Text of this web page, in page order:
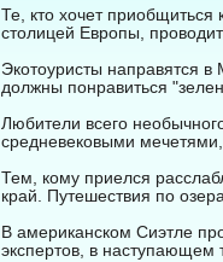
Те, кто хочет приобщиться
столицей Европы,
Экотоуристы направятся в
должны понравиться
Любители всего
средневековыми
Тем, кому приелся
край. Путешествия по
В американском Сиэтле
экспертов, в наступающем